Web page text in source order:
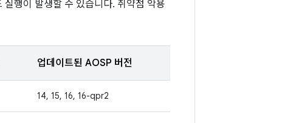
행이 발생할 수 있습니다. 취약점 악용
업데이트된 AOSP 버전
14, 15, 16, 16-qpr2